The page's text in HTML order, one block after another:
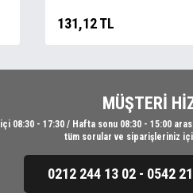
131,12TL
MÜŞTERİ
08:30 - 17:30 / Hafta sonu 08:30 - 15:00
tüm sorular ve siparişleriniz
0212 244 13 02 - 0542